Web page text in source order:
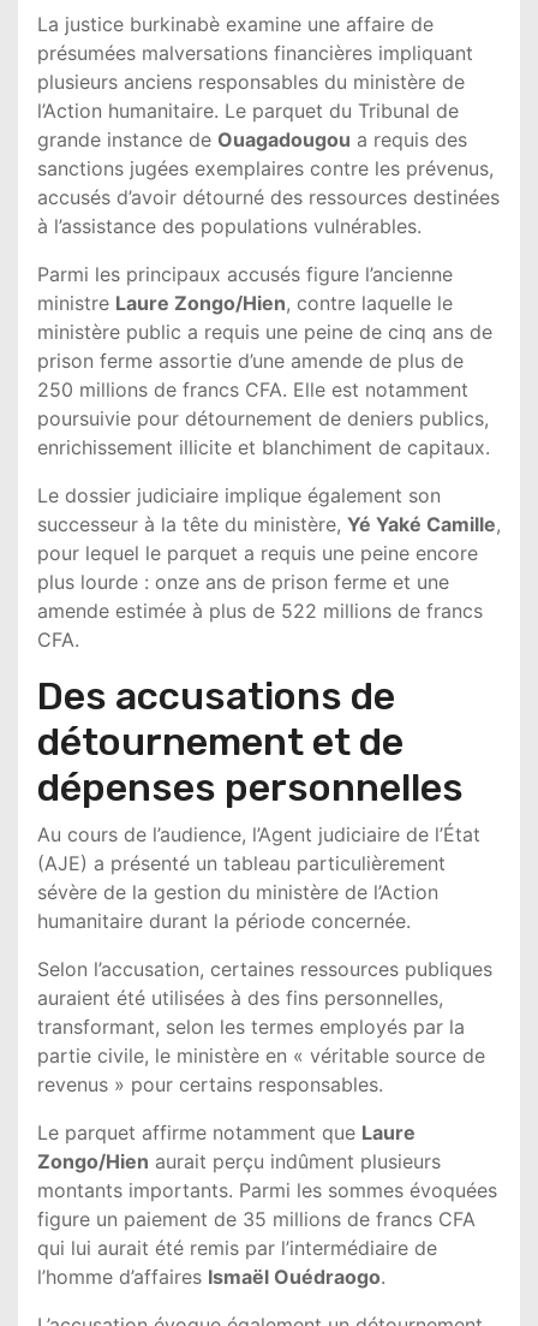
La justice burkinabè examine une affaire de
présumées malversations financières impliquant
plusieurs anciens responsables du ministère de
l’Action humanitaire. Le parquet du Tribunal de
grande instance de Ouagadougou a requis des
sanctions jugées exemplaires contre les prévenus,
accusés d’avoir détourné des ressources destinées
à l’assistance des populations vulnérables.
Parmi les principaux accusés figure l’ancienne
ministre Laure Zongo/Hien, contre laquelle le
ministère public a requis une peine de cinq ans de
prison ferme assortie d’une amende de plus de
250 millions de francs CFA. Elle est notamment
poursuivie pour détournement de deniers publics,
enrichissement illicite et blanchiment de capitaux.
Le dossier judiciaire implique également son
successeur à la tête du ministère, Yé Yaké Camille,
pour lequel le parquet a requis une peine encore
plus lourde : onze ans de prison ferme et une
amende estimée à plus de 522 millions de francs
CFA.
Des accusations de
détournement et de
dépenses personnelles
Au cours de l’audience, l’Agent judiciaire de l’État
(AJE) a présenté un tableau particulièrement
sévère de la gestion du ministère de l’Action
humanitaire durant la période concernée.
Selon l’accusation, certaines ressources publiques
auraient été utilisées à des fins personnelles,
transformant, selon les termes employés par la
partie civile, le ministère en « véritable source de
revenus » pour certains responsables.
Le parquet affirme notamment que Laure
Zongo/Hien aurait perçu indûment plusieurs
montants importants. Parmi les sommes évoquées
figure un paiement de 35 millions de francs CFA
qui lui aurait été remis par l’intermédiaire de
l’homme d’affaires Ismaël Ouédraogo.